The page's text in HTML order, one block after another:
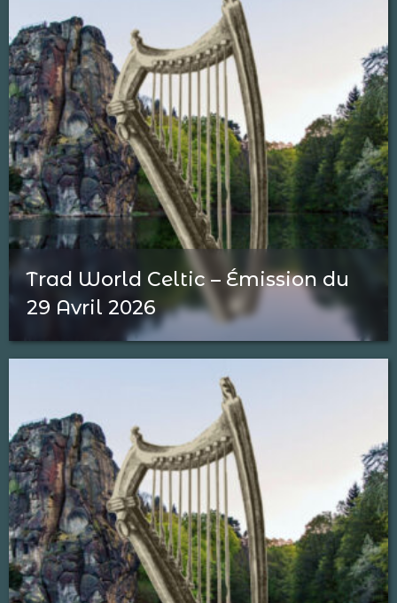
Trad World Celtic – Émission du
29 Avril 2026